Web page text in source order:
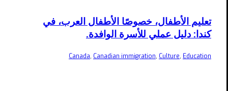
تعليم الأطفال، خصوصًا الأطفال العرب، في
كندا: دليل عملي للأسرة الوافدة.
Canada, Canadian immigration, Culture, Education